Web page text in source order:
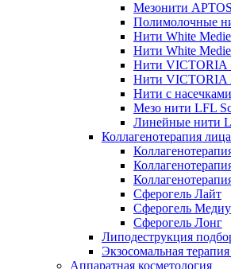
Мезонити APTOS
Полимолочные
Нити White
Нити White
Нити VICTORIA
Нити VICTORIA
Нити с
Мезо нити LFL
Линейные нити
Коллагенотерапия лица
Сферогель Лайт
Сферогель
Сферогель Лонг
Липодеструкция
Экзосомальная
Аппаратная косметология